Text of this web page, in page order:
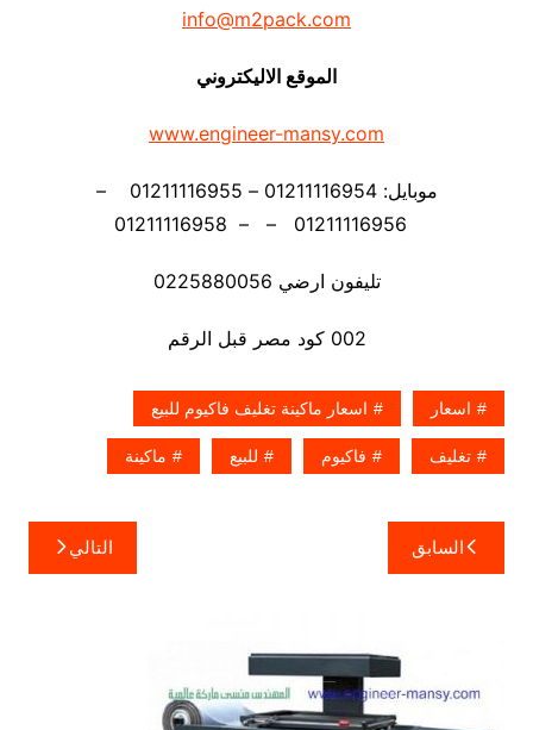
info@m2pack.com
الموقع الاليكتروني
www.engineer-mansy.com
موبايل: 01211116954 – 01211116955 –
تليفون ارضي 0225880056
002 كود مصر قبل الرقم
اسعار اسعار ماكينة تغليف فاكيوم للبيع
تغليف فاكيوم للبيع ماكينة
تصفّح
المقالات
السابق التالي